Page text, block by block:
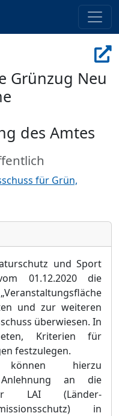
Grünzug Neu
des Amtes
für Grün,
und Sport
m 01.12.2020 die
und zur weiteren
überwiesen. In
Kriterien für
festzulegen.
können hierzu
an die
LAI (Länder-
) in